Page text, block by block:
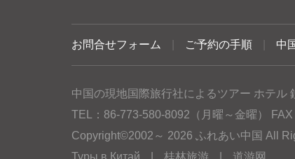
お問合せフォーム ご予約の手順 中
中国の現地国際旅行社によるツアー ホテル
TEL：86-773-580-8092（月曜～金曜）
Copyright©2002～ 2026 ふれあい中国 All
Туры в Китай
桂林旅游 道游网